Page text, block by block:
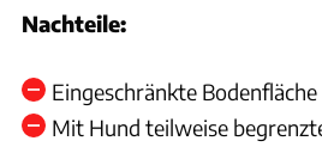
Nachteile:
Eingeschränkte
Mit Hund teilweise